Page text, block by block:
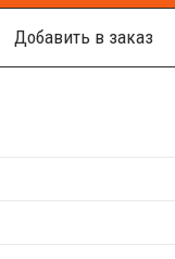
Добавить в заказ